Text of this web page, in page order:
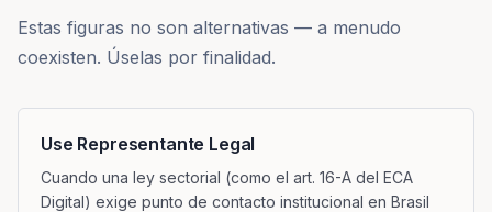
Estas figuras no son alternativas — a menudo
coexisten. Úselas por finalidad.
Use Representante Legal
Cuando una ley sectorial (como el art. 16-A del ECA
Digital) exige punto de contacto institucional en Brasil